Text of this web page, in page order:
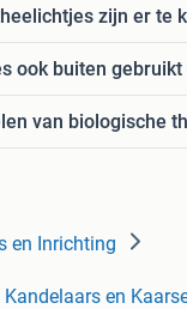
zijn er te
ook buiten gebruikt
van biologische
en Inrichting
en